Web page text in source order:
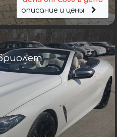
описание и цены